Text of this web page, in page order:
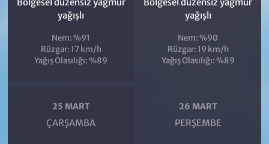
yağışlı
Nem: %91
Rüzgar: 17 km/h
Yağış Olasılığı: %89
yağışlı
Nem: %90
Rüzgar: 19 km/h
Yağış Olasılığı: %89
25 MART
ÇARŞAMBA
26 MART
PERŞEMBE